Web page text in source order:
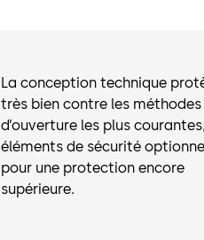
La conception technique
très bien contre les méthodes
d’ouverture les plus courantes,
éléments de sécurité
pour une protection encore
supérieure.